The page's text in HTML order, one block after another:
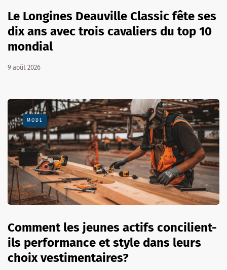
Le Longines Deauville Classic fête ses
dix ans avec trois cavaliers du top 10
mondial
9 août 2026
MODE
Comment les jeunes actifs concilient-
ils performance et style dans leurs
choix vestimentaires?